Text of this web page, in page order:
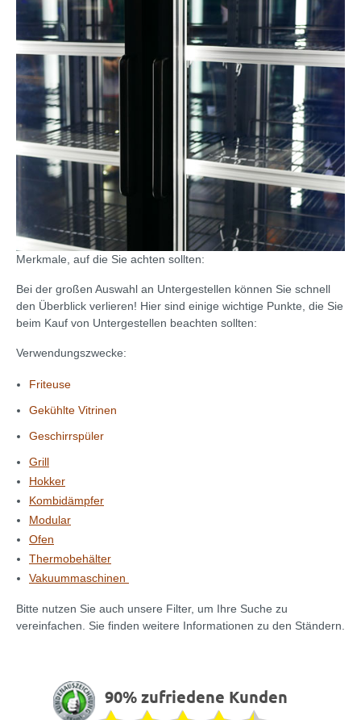
Merkmale, auf die Sie achten sollten:
Bei der großen Auswahl an Untergestellen können Sie schnell
den Überblick verlieren! Hier sind einige wichtige Punkte, die Sie
beim Kauf von Untergestellen beachten sollten:
Verwendungszwecke:
Friteuse
Gekühlte Vitrinen
Geschirrspüler
Grill
Hokker
Kombidämpfer
Modular
Ofen
Thermobehälter
Vakuummaschinen
Bitte nutzen Sie auch unsere Filter, um Ihre Suche zu
vereinfachen. Sie finden weitere Informationen zu den Ständern.
90% zufriedene Kunden